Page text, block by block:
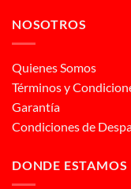
NOSOTROS
Quienes Somos
Términos y
Garantía
Condiciones de
DONDE ESTAMOS